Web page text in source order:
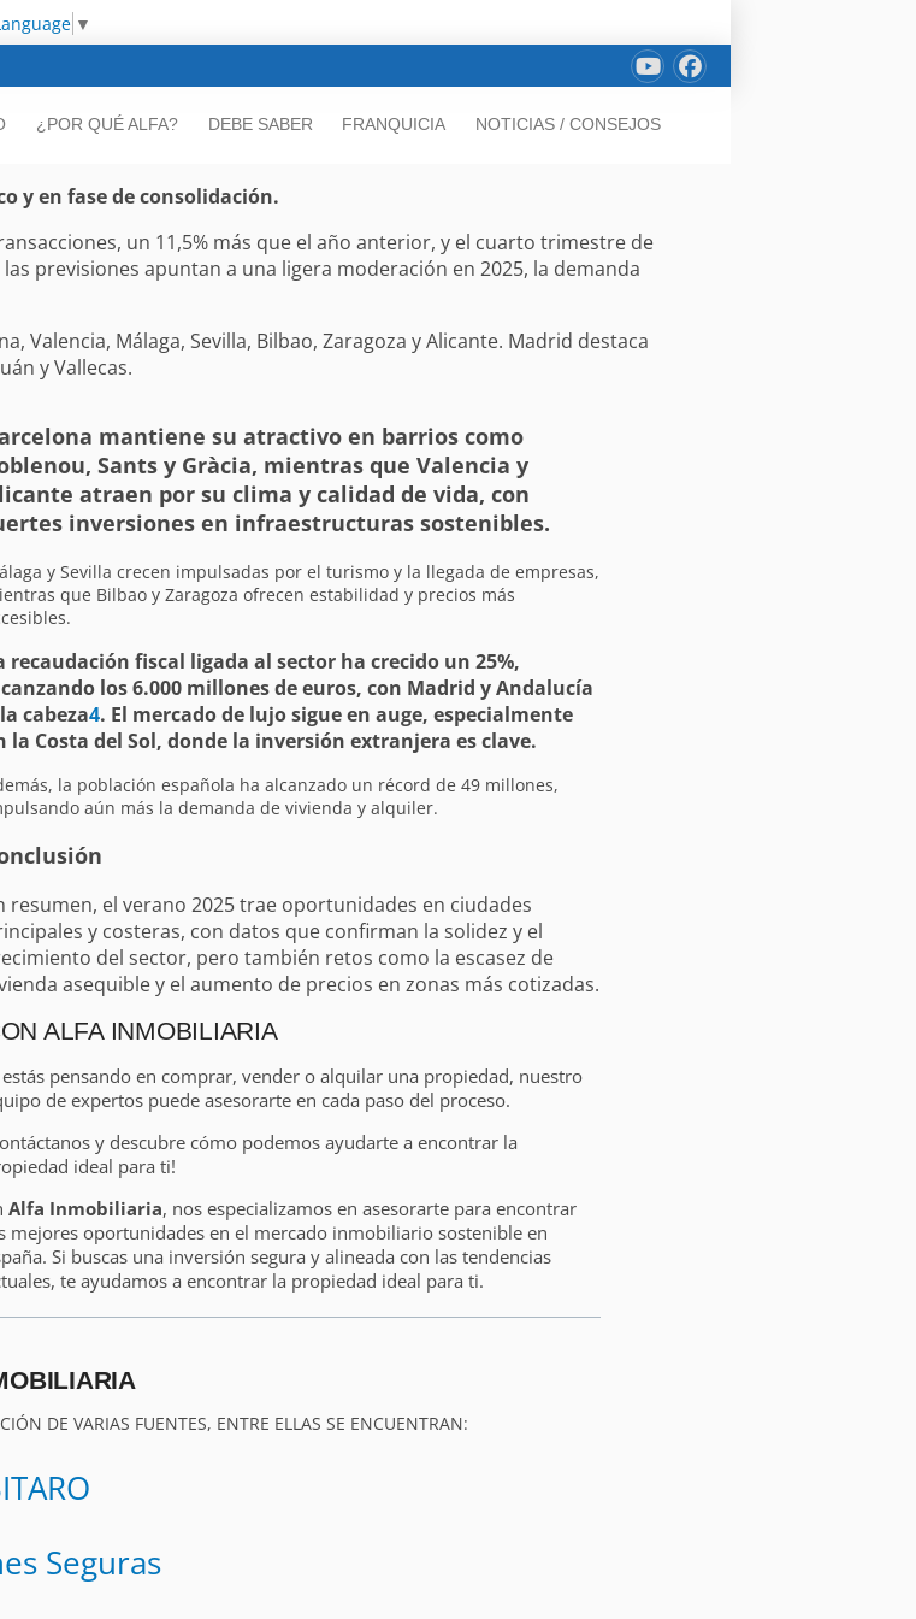
▼
¿POR QUÉ ALFA? DEBE SABER FRANQUICIA NOTICIAS / CONSEJOS
y en fase de consolidación.
un 11,5% más que el año anterior, y el cuarto trimestre de
previsiones apuntan a una ligera moderación en 2025, la demanda
Málaga, Sevilla, Bilbao, Zaragoza y Alicante. Madrid destaca
y Vallecas.
mantiene su atractivo en barrios como
Sants y Gràcia, mientras que Valencia y
atraen por su clima y calidad de vida, con
inversiones en infraestructuras sostenibles.
y Sevilla crecen impulsadas por el turismo y la llegada de empresas,
que Bilbao y Zaragoza ofrecen estabilidad y precios más
recaudación fiscal ligada al sector ha crecido un 25%,
los 6.000 millones de euros, con Madrid y Andalucía
cabeza4. El mercado de lujo sigue en auge, especialmente
la Costa del Sol, donde la inversión extranjera es clave.
la población española ha alcanzado un récord de 49 millones,
aún más la demanda de vivienda y alquiler.
resumen, el verano 2025 trae oportunidades en ciudades
y costeras, con datos que confirman la solidez y el
del sector, pero también retos como la escasez de
asequible y el aumento de precios en zonas más cotizadas.
ALFA INMOBILIARIA
estás pensando en comprar, vender o alquilar una propiedad, nuestro
de expertos puede asesorarte en cada paso del proceso.
y descubre cómo podemos ayudarte a encontrar la
ideal para ti!
Alfa Inmobiliaria, nos especializamos en asesorarte para encontrar
mejores oportunidades en el mercado inmobiliario sostenible en
Si buscas una inversión segura y alineada con las tendencias
te ayudamos a encontrar la propiedad ideal para ti.
DE VARIAS FUENTES, ENTRE ELLAS SE ENCUENTRAN:
Seguras